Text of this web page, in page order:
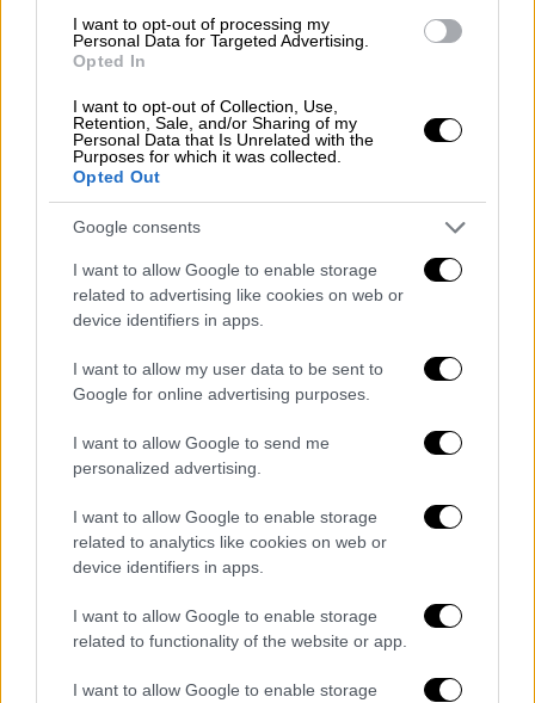
I want to opt-out of processing my
Personal Data for Targeted Advertising.
Opted In
I want to opt-out of Collection, Use,
Retention, Sale, and/or Sharing of my
Personal Data that Is Unrelated with the
Purposes for which it was collected.
Opted Out
Google consents
I want to allow Google to enable storage
related to advertising like cookies on web or
device identifiers in apps.
I want to allow my user data to be sent to
Google for online advertising purposes.
I want to allow Google to send me
personalized advertising.
I want to allow Google to enable storage
related to analytics like cookies on web or
device identifiers in apps.
I want to allow Google to enable storage
related to functionality of the website or app.
I want to allow Google to enable storage
έχει αυξηθεί αισθητά, με περίπου 30
αυτοκίνητα ανά λωρίδα να περνούν τα
διόδια, περιμένοντας ωστόσο για σχετικά
σύντομο χρόνο, περίπου 1 έως 2 λεπτά, πριν
συνεχίσουν το ταξίδι τους προς την
Πελοπόννησο και τη Δυτική Ελλάδα.
Χωρίς προβλήματα η κίνηση στο ρεύμα
εξόδου προς Κόρινθο και Πελοπόννησο.
Επιπλέον, εντός της Αθήνας δεν
καταγράφονται προβλήματα από την κίνηση.
Σύμφωνα με την ΕΡΤ, στα ΚΤΕΛ Κηφισού
είναι περιορισμένη η κίνηση, όσον αφορά τις
περισσότερες περιοχές της χώρας, ωστόσο
Θεσσαλονίκη.
Τα σχολιά σας δημοσιεύονται άμεσα με δική σας ευθύνη. Το
ΕΘΝΟΣ θα παρεμβαίνει και τα προσβλητικά σχόλια θα